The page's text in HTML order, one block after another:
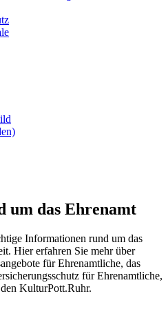
um das Ehrenamt
Informationen rund um das
Hier erfahren Sie mehr über
für Ehrenamtliche, das
für Ehrenamtliche,
KulturPott.Ruhr.